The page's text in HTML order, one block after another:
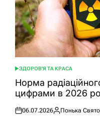
ОПУБЛІКУВАТИ
У
ЗДОРОВ'Я ТА КРАСА
Норма
цифрами в 2026
Оприлюднено
06.07.2026
Опубліковано
Понька